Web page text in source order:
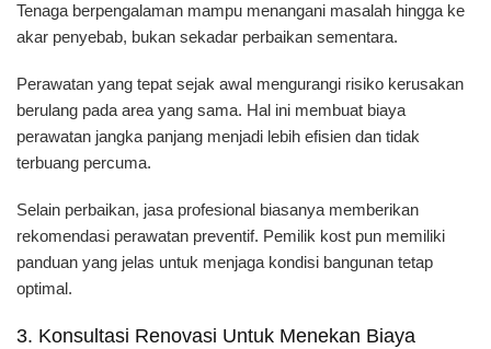
Tenaga berpengalaman mampu menangani masalah hingga ke
akar penyebab, bukan sekadar perbaikan sementara.
Perawatan yang tepat sejak awal mengurangi risiko kerusakan
berulang pada area yang sama. Hal ini membuat biaya
perawatan jangka panjang menjadi lebih efisien dan tidak
terbuang percuma.
Selain perbaikan, jasa profesional biasanya memberikan
rekomendasi perawatan preventif. Pemilik kost pun memiliki
panduan yang jelas untuk menjaga kondisi bangunan tetap
optimal.
3. Konsultasi Renovasi Untuk Menekan Biaya